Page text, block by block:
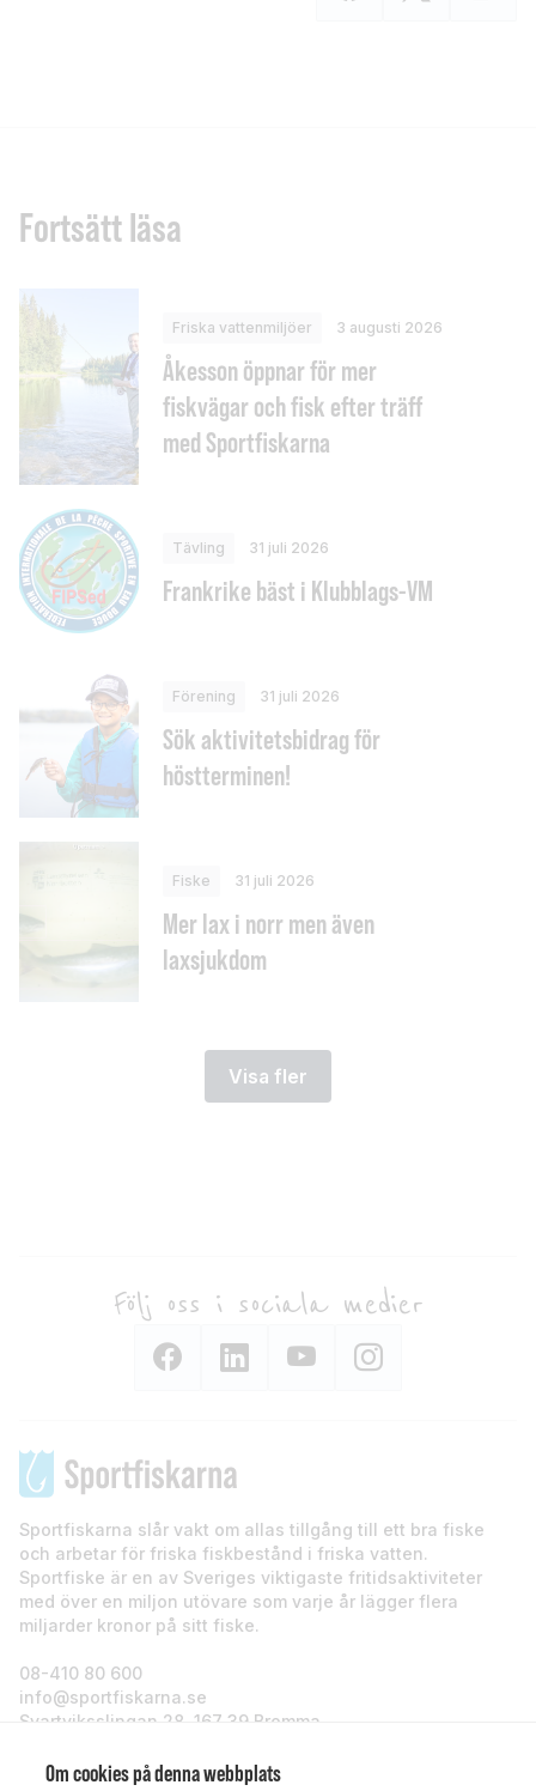
Om cookies på denna webbplats
Fortsätt läsa
Friska vattenmiljöer 3 augusti 2026
Åkesson öppnar för mer
fiskvägar och fisk efter träff
med Sportfiskarna
Tävling 31 juli 2026
Frankrike bäst i Klubblags-VM
Förening 31 juli 2026
Sök aktivitetsbidrag för
höstterminen!
Fiske 31 juli 2026
Mer lax i norr men även
laxsjukdom
Visa fler
Följ oss i sociala medier
Sportfiskarna slår vakt om allas tillgång till ett bra fiske
och arbetar för friska fiskbestånd i friska vatten.
Sportfiske är en av Sveriges viktigaste fritidsaktiviteter
med över en miljon utövare som varje år lägger flera
miljarder kronor på sitt fiske.
08-410 80 600
info@sportfiskarna.se
Svartviksslingan 28, 167 39 Bromma
Sportfiskarna